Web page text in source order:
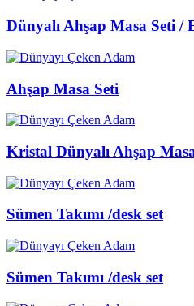
Dünyalı Ahşap Masa Seti /
Ahşap Masa Seti
Kristal Dünyalı Ahşap
Sümen Takımı /desk set
Sümen Takımı /desk set